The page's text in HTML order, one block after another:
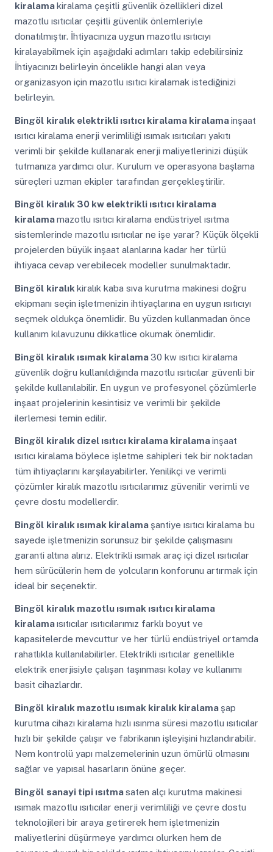
kiralamakiralama çeşitli güvenlik özellikleri dizel
mazotlu ısıtıcılar çeşitli güvenlik önlemleriyle
donatılmıştır. İhtiyacınıza uygun mazotlu ısıtıcıyı
kiralayabilmek için aşağıdaki adımları takip edebilirsiniz
İhtiyacınızı belirleyin öncelikle hangi alan veya
organizasyon için mazotlu ısıtıcı kiralamak istediğinizi
belirleyin.
Bingöl kiralık elektrikli ısıtıcı kiralama kiralamainşaat
ısıtıcı kiralama enerji verimliliği ısımak ısıtıcıları yakıtı
verimli bir şekilde kullanarak enerji maliyetlerinizi düşük
tutmanıza yardımcı olur. Kurulum ve operasyona başlama
süreçleri uzman ekipler tarafından gerçekleştirilir.
Bingöl kiralık 30 kw elektrikli ısıtıcı kiralama
kiralamamazotlu ısıtıcı kiralama endüstriyel ısıtma
sistemlerinde mazotlu ısıtıcılar ne işe yarar? Küçük ölçekli
projelerden büyük inşaat alanlarına kadar her türlü
ihtiyaca cevap verebilecek modeller sunulmaktadır.
Bingöl kiralık kiralık kaba sıva kurutma makinesi doğru
ekipmanı seçin işletmenizin ihtiyaçlarına en uygun ısıtıcıyı
seçmek oldukça önemlidir. Bu yüzden kullanmadan önce
kullanım kılavuzunu dikkatlice okumak önemlidir.
Bingöl kiralık ısımak kiralama30 kw ısıtıcı kiralama
güvenlik doğru kullanıldığında mazotlu ısıtıcılar güvenli bir
şekilde kullanılabilir. En uygun ve profesyonel çözümlerle
inşaat projelerinin kesintisiz ve verimli bir şekilde
ilerlemesi temin edilir.
Bingöl kiralık dizel ısıtıcı kiralama kiralamainşaat
ısıtıcı kiralama böylece işletme sahipleri tek bir noktadan
tüm ihtiyaçlarını karşılayabilirler. Yenilikçi ve verimli
çözümler kiralık mazotlu ısıtıcılarımız güvenilir verimli ve
çevre dostu modellerdir.
Bingöl kiralık ısımak kiralama şantiye ısıtıcı kiralama bu
sayede işletmenizin sorunsuz bir şekilde çalışmasını
garanti altına alırız. Elektrikli ısımak araç içi dizel ısıtıcılar
hem sürücülerin hem de yolcuların konforunu artırmak için
ideal bir seçenektir.
Bingöl kiralık mazotlu ısımak ısıtıcı kiralama
kiralamaısıtıcılar ısıtıcılarımız farklı boyut ve
kapasitelerde mevcuttur ve her türlü endüstriyel ortamda
rahatlıkla kullanılabilirler. Elektrikli ısıtıcılar genellikle
elektrik enerjisiyle çalışan taşınması kolay ve kullanımı
basit cihazlardır.
Bingöl kiralık mazotlu ısımak kiralık kiralama şap
kurutma cihazı kiralama hızlı ısınma süresi mazotlu ısıtıcılar
hızlı bir şekilde çalışır ve fabrikanın işleyişini hızlandırabilir.
Nem kontrolü yapı malzemelerinin uzun ömürlü olmasını
sağlar ve yapısal hasarların önüne geçer.
Bingöl sanayi tipi ısıtmasaten alçı kurutma makinesi
ısımak mazotlu ısıtıcılar enerji verimliliği ve çevre dostu
teknolojileri bir araya getirerek hem işletmenizin
maliyetlerini düşürmeye yardımcı olurken hem de